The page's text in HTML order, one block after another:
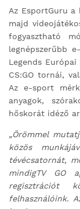
Az EsportGuru
majd
fogyasztható
legnépszerűbb
Legends Európai
CS:GO tornái,
Az e-sport
anyagok,
hőskorát idéző
„Örömmel
közös
tévécsatornát,
mindigTV GO
regisztrációt
felhasználóink.